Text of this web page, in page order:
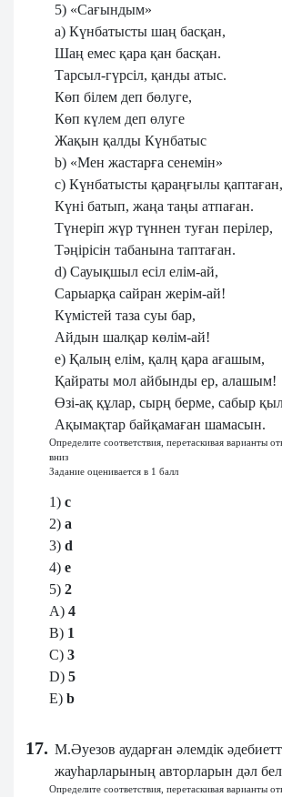
5) «Сағындым»
a) Күнбатысты шаң басқан,
Шаң емес қара қан басқан.
Тарсыл-гүрсіл, қанды атыс.
Көп білем деп бөлуге,
Көп күлем деп өлуге
Жақын қалды Күнбатыс
b) «Мен жастарға сенемін»
c) Күнбатысты қараңғылы қаптаған,
Күні батып, жаңа таңы атпаған.
Түнеріп жүр түннен туған перілер,
Тәңірісін табанына таптаған.
d) Сауықшыл есіл елім-ай,
Сарыарқа сайран жерім-ай!
Күмістей таза суы бар,
Айдын шалқар көлім-ай!
e) Қалың елім, қалң қара ағашым,
Қайраты мол айбынды ер, алашым!
Өзі-ақ құлар, сырң берме, сабыр
Ақымақтар байқамаған шамасын.
Определите соответствия, перетаскивая варианты
вниз
Задание оценивается в 1 балл
1) c
2) a
3) d
4) e
5) 2
A) 4
B) 1
C) 3
D) 5
E) b
17. М.Әуезов аударған әлемдік
жауһарларының авторларын дәл
Определите соответствия, перетаскивая варианты